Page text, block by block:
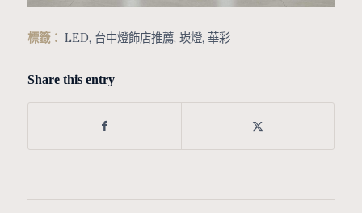
標籤： LED, 台中燈飾店推薦, 崁燈, 華彩
Share this entry